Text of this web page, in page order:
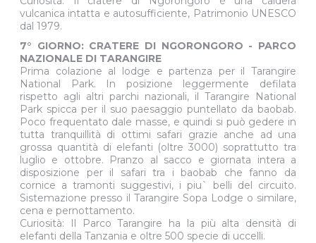
vulcanica intatta e autosufficiente, Patrimonio UNESCO
dal 1979.
7° GIORNO: CRATERE DI NGORONGORO - PARCO
NAZIONALE DI TARANGIRE
Prima colazione al lodge e partenza per il Tarangire
National Park. In posizione leggermente defilata
rispetto agli altri parchi nazionali, il Tarangire National
Park spicca per il suo paesaggio puntellato da baobab.
Poco frequentato dale masse, e quindi si può gedere in
tutta tranquillità di ottimi safari grazie anche ad una
grossa quantità di elefanti (oltre 3000) soprattutto tra
luglio e ottobre. Pranzo al sacco e giornata intera a
disposizione per il safari tra i baobab che fanno da
cornice a tramonti suggestivi, i piu` belli del circuito.
Sistemazione presso il Tarangire Sopa Lodge o similare,
cena e pernottamento.
Curiosità: Il Parco Tarangire ha la più alta densità di
elefanti della Tanzania e oltre 500 specie di uccelli.